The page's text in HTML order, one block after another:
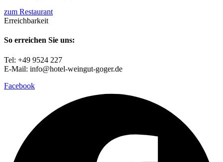
zum Restaurant
Erreichbarkeit
So erreichen Sie uns:
Tel: +49 9524 227
E-Mail: info@hotel-weingut-goger.de
Facebook